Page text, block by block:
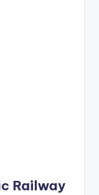
Railway